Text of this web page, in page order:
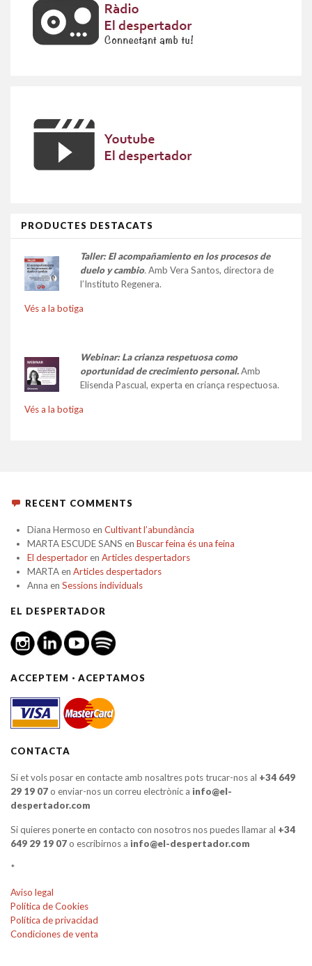
PRODUCTES DESTACATS
Taller: El acompañamiento en los procesos de
duelo y cambio. Amb Vera Santos, directora de
l’Instituto Regenera.
Vés a la botiga
Webinar: La crianza respetuosa como
oportunidad de crecimiento personal.Amb
Elisenda Pascual, experta en criança respectuosa.
Vés a la botiga
RECENT COMMENTS
Diana Hermoso en Cultivant l’abundància
MARTA ESCUDE SANS en Buscar feina és una feina
El despertadoren Articles despertadors
MARTAen Articles despertadors
Anna en Sessions individuals
EL DESPERTADOR
ACCEPTEM · ACEPTAMOS
CONTACTA
Si et vols posar en contacte amb nosaltres pots trucar-nos al +34 649
29 19 07o enviar-nos un correu electrònic a info@el-
despertador.com
Si quieres ponerte en contacto con nosotros nos puedes llamar al +34
649 29 19 07o escribirnos a info@el-despertador.com
*
Aviso legal
Política de Cookies
Política de privacidad
Condiciones de venta